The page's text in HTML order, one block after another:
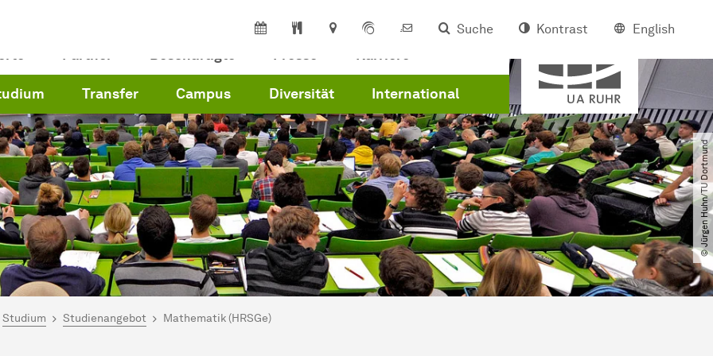
Suche Kontrast English
Partner Beschäftigte Presse Karriere
Transfer Campus Diversität International
© Jürgen Huhn​/​TU Dortmund
hier:
Studium Studienangebot Mathematik (HRSGe)